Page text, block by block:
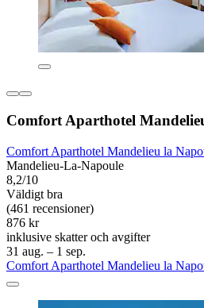
Comfort Aparthotel
Comfort Aparthotel Mandelieu la
Mandelieu-La-Napoule
8,2/10
Väldigt bra
(461 recensioner)
876 kr
inklusive skatter och avgifter
31 aug. – 1 sep.
Comfort Aparthotel Mandelieu la